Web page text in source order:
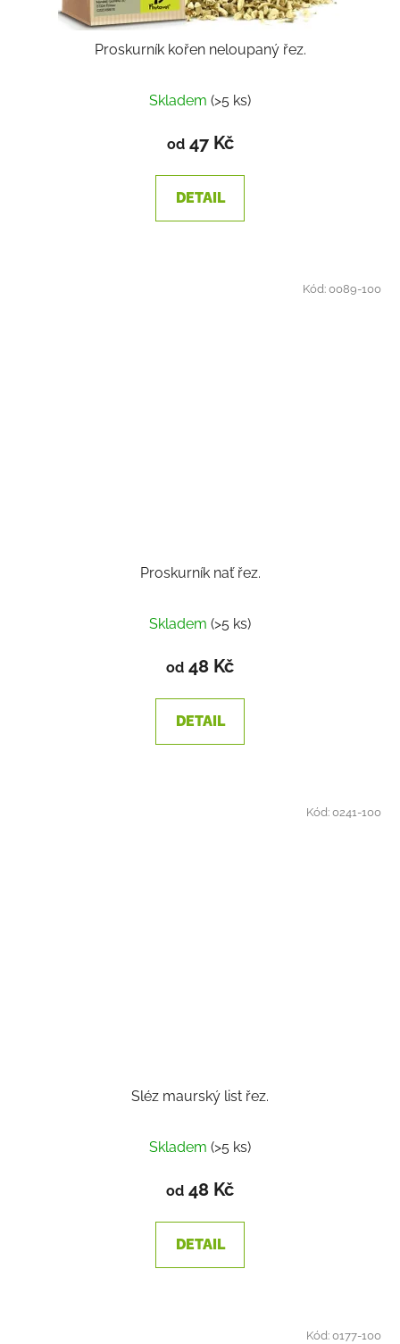
Proskurník kořen neloupaný řez.
Skladem (>5 ks)
od47 Kč
DETAIL
Proskurník nať řez.
Skladem (>5 ks)
od 48 Kč
DETAIL
Kód:0089-100
Sléz maurský list řez.
Skladem (>5 ks)
od 48 Kč
DETAIL
Kód:0241-100
Kód:0177-100